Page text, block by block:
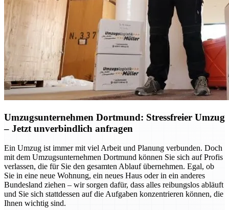
Umzugsunternehmen Dortmund: Stressfreier Umzug
– Jetzt unverbindlich anfragen
Ein Umzug ist immer mit viel Arbeit und Planung verbunden. Doch
mit dem Umzugsunternehmen Dortmund können Sie sich auf Profis
verlassen, die für Sie den gesamten Ablauf übernehmen. Egal, ob
Sie in eine neue Wohnung, ein neues Haus oder in ein anderes
Bundesland ziehen – wir sorgen dafür, dass alles reibungslos abläuft
und Sie sich stattdessen auf die Aufgaben konzentrieren können, die
Ihnen wichtig sind.